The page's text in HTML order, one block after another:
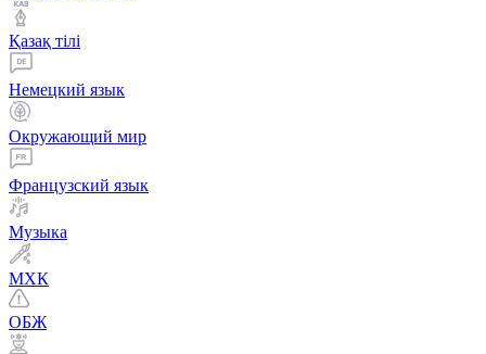
Қазақ тiлi
Немецкий язык
Окружающий мир
Французский язык
Музыка
МХК
ОБЖ